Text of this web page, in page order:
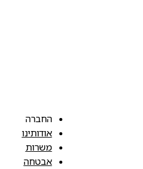
החברה
אודותינו
משרות
אבטחה